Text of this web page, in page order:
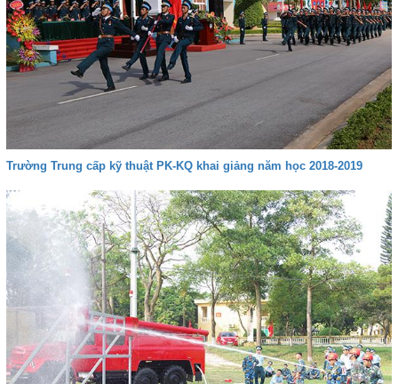
Trường Trung cấp kỹ thuật PK-KQ khai giảng năm học 2018-2019